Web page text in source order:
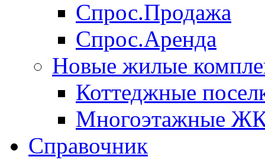
Спрос.Продажа
Спрос.Аренда
Новые жилые
Коттеджные
Многоэтажные
Справочник